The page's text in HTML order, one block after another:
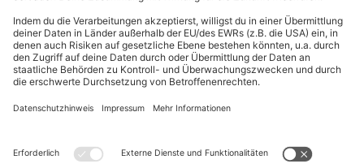
ALDI Nord folgen
* Wir bitten um Beachtung, dass diese Aktionsartikel im